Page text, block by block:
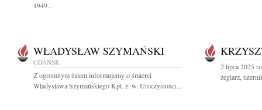
1949...
WŁADYSŁAW SZYMAŃSKI
GDAŃSK
Z ogromnym żalem informujemy o śmierci
Władysława Szymańskiego Kpt. ż. w. Uroczystości...
2 lipca 2025
żeglarz,